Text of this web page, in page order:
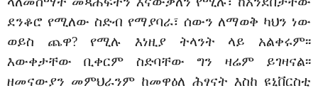
ደንቆሮ የሚለው ስድብ የማያባራ፣ ሰውን ለማወቅ ካህን ነው
ወይስ ጨዋ? የሚሉ እነዚያ ትላንት ላይ አልቀሩም፡፡
እውቀታቸው ቢቀርም ስድባቸው ግን ዛሬም ይገዛናል፡፡
ዘመናውያን መምህራንም ከመዋዕለ ሕፃናት እስከ ዩኒቨርስቲ